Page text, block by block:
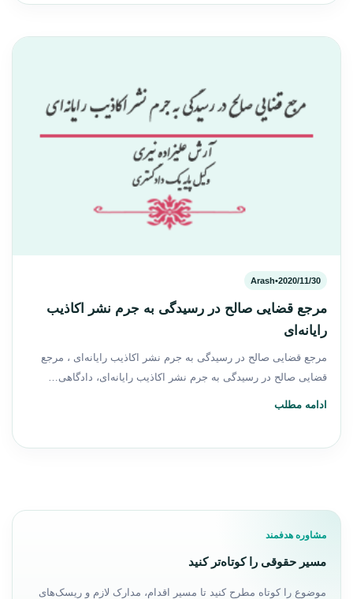
2020/11/30
•
Arash
مرجع قضایی صالح در رسیدگی به جرم نشر اکاذیب
رایانه‌ای
مرجع قضایی صالح در رسیدگی به جرم نشر اکاذیب رایانه‌ای ، مرجع
قضایی صالح در رسیدگی به جرم نشر اکاذیب رایانه‌ای، دادگاهی…
ادامه مطلب
مشاوره هدفمند
مسیر حقوقی را کوتاه‌تر کنید
موضوع را کوتاه مطرح کنید تا مسیر اقدام، مدارک لازم و ریسک‌های